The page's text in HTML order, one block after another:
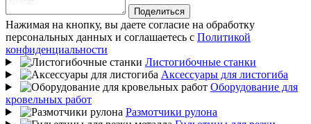
Поделиться
Нажимая на кнопку, вы даете согласие на обработку
персональных данных и соглашаетесь с Политикой
конфиденциальности
Листогибочные станки
Аксессуары для листогиба
Оборудование для
кровельных работ
Размотчики рулона